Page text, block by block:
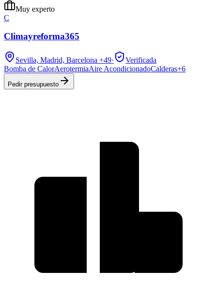
Muy experto
C
Climayreforma365
Sevilla, Madrid, Barcelona +49·
Verificada
Bomba de CalorAerotermiaAire AcondicionadoCalderas+6
Pedir presupuesto